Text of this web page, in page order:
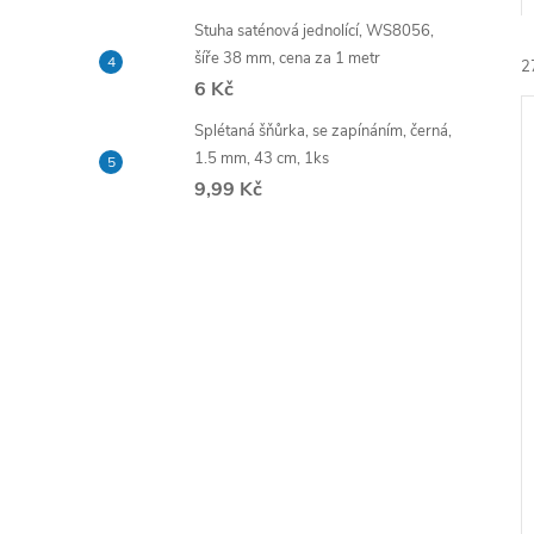
l
Stuha saténová jednolící, WS8056,
šíře 38 mm, cena za 1 metr
6 Kč
Splétaná šňůrka, se zapínáním, černá,
1.5 mm, 43 cm, 1ks
9,99 Kč
a